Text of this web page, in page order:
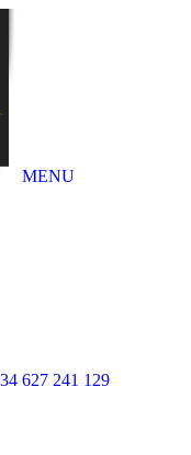
MENU
627 241 129